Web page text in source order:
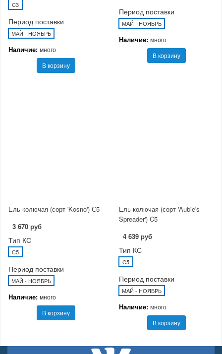
C3
Период поставки
МАЙ - НОЯБРЬ
Наличие: много
В корзину
Период поставки
МАЙ - НОЯБРЬ
Наличие: много
В корзину
Ель колючая (сорт 'Kosno') С5
3 670 руб
Тип КС
C5
Период поставки
МАЙ - НОЯБРЬ
Наличие: много
В корзину
Ель колючая (сорт 'Aubie's
Spreader') C5
4 639 руб
Тип КС
C5
Период поставки
МАЙ - НОЯБРЬ
Наличие: много
В корзину